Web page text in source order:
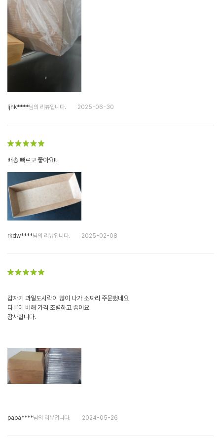
ljhk****님의 리뷰입니다. 2025-06-30
배송 빠르고 좋아요!!
rkdw****님의 리뷰입니다. 2025-02-08
갑자기 과일도시락이 많이 나가 소짜리 주문했네요
다른데 비해 가격 조렴하고 좋아요
감사합니다.
papa****님의 리뷰입니다. 2024-05-26